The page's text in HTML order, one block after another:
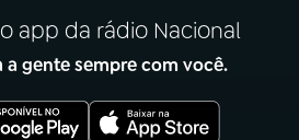
app da rádio Nacional
a gente sempre com você.